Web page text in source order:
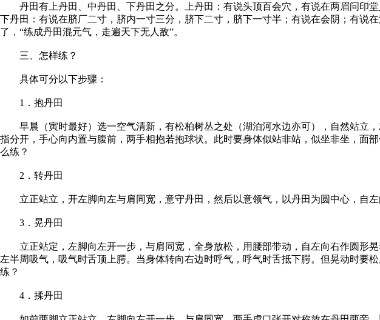
丹田有上丹田、中丹田、下丹田之分。上丹田：有说头顶百会穴，有说在两眉问印堂
下丹田：有说在脐厂二寸，脐内一寸三分，脐下二寸，脐下一寸半；有说在会阴；有说
了，“练成丹田混元气，走遍天下无人敌”。
三、怎样练？
具体可分以下步骤：
1．抱丹田
早晨（寅时最好）选一空气清新，有松柏树丛之处（湖泊河水边亦可），自然站立
指分开，手心向内置与腹前，两手相抱若抱球状。此时要身体似站非站，似坐非坐，面
么练？
2．转丹田
立正站立，开左脚向左与肩同宽，意守丹田，然后以意领气，以丹田为圆中心，自左
3．晃丹田
立正站定，左脚向左开一步，与肩同宽，全身放松，用腰部带动，自左向右作圆形
左半周吸气，吸气时舌顶上腭。当身体转向右边时呼气，呼气时舌抵下腭。但晃动时要
练？
4．揉丹田